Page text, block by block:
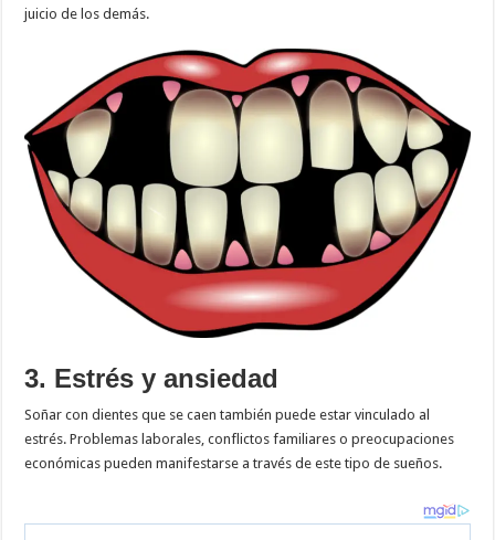
juicio de los demás.
3. Estrés y ansiedad
Soñar con dientes que se caen también puede estar vinculado al
estrés. Problemas laborales, conflictos familiares o preocupaciones
económicas pueden manifestarse a través de este tipo de sueños.